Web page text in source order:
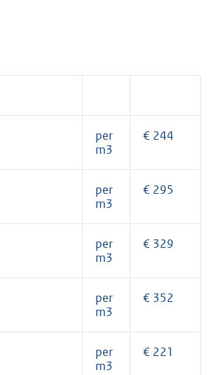
per
m3
€ 244
per
m3
€ 295
per
m3
€ 329
per
m3
€ 352
per
m3
€ 221